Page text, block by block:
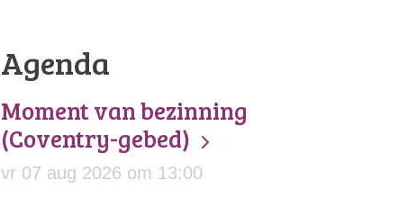
Agenda
Moment van bezinning
(Coventry-gebed)
vr 07 aug 2026 om 13:00